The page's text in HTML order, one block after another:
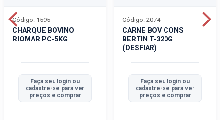
CHARQUE BOVINO
RIOMAR PC-5KG
Código: 1595
Faça seu login ou
cadastre-se para ver
preços e comprar
CARNE BOV CONS
BERTIN T-320G
(DESFIAR)
Código: 2074
Faça seu login ou
cadastre-se para ver
preços e comprar